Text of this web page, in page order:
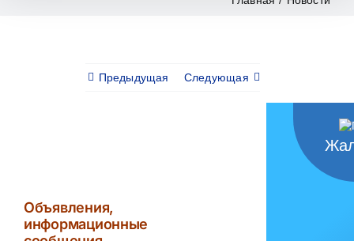
Предыдущая Следующая
Объявления,
информационные